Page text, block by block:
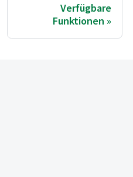
Verfügbare
Funktionen